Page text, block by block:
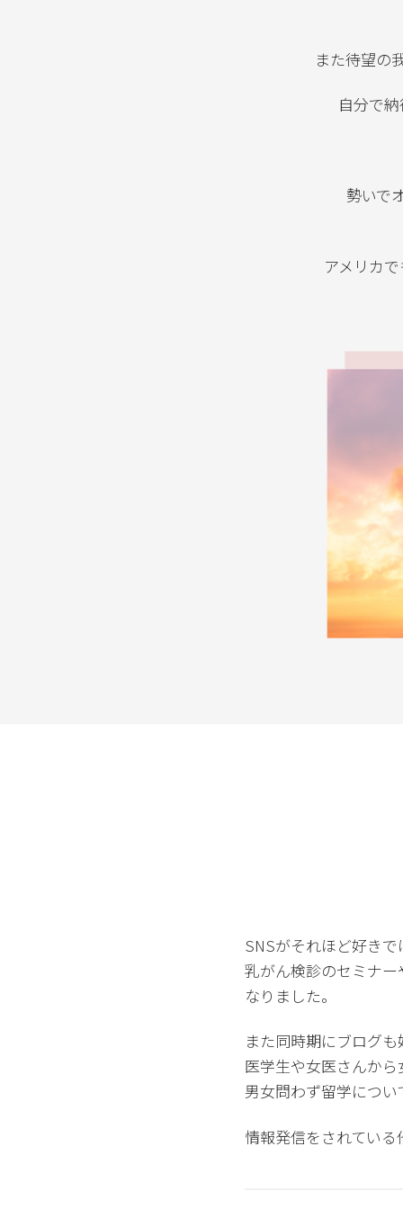
また待望の
自分で
勢いで
アメリカ
SNSがそれほど好き
乳がん検診のセミナ
なりました。
また同時期にブログ
医学生や女医さんから
男女問わず留学につい
情報発信をされている